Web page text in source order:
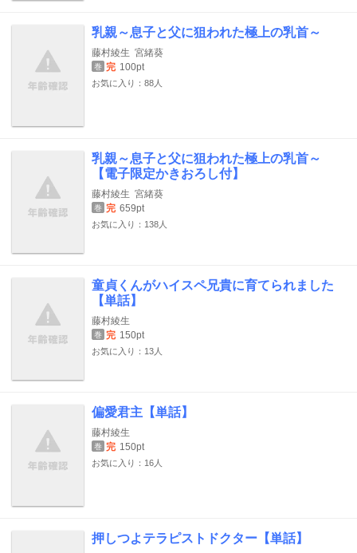
乳親～息子と父に狙われた極上の乳首～
藤村綾生 宮緒葵
巻 完 100pt
お気に入り：88人
乳親～息子と父に狙われた極上の乳首～
【電子限定かきおろし付】
藤村綾生 宮緒葵
巻 完 659pt
お気に入り：138人
童貞くんがハイスペ兄貴に育てられました
【単話】
藤村綾生
巻 完 150pt
お気に入り：13人
偏愛君主【単話】
藤村綾生
巻 完 150pt
お気に入り：16人
押しつよテラピストドクター【単話】